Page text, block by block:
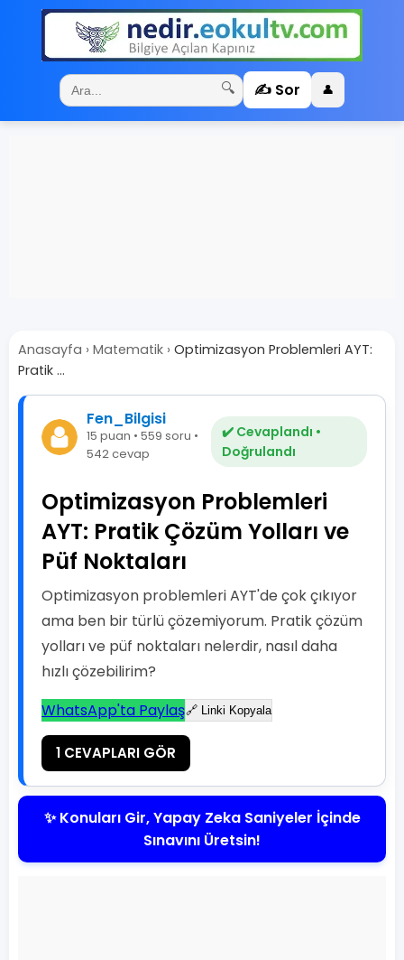
🔍 ✍️ Sor 👤
Anasayfa › Matematik › Optimizasyon Problemleri AYT:
Pratik ...
Fen_Bilgisi
15 puan • 559 soru •
542 cevap
✔️ Cevaplandı •
Doğrulandı
Optimizasyon Problemleri
AYT: Pratik Çözüm Yolları ve
Püf Noktaları
Optimizasyon problemleri AYT'de çok çıkıyor
ama ben bir türlü çözemiyorum. Pratik çözüm
yolları ve püf noktaları nelerdir, nasıl daha
hızlı çözebilirim?
WhatsApp'ta Paylaş🔗 Linki Kopyala
1 CEVAPLARI GÖR
✨ Konuları Gir, Yapay Zeka Saniyeler İçinde
Sınavını Üretsin!